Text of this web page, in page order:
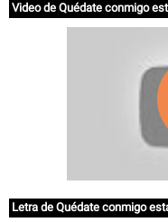
Video de Quédate conmigo
Letra de Quédate conmigo